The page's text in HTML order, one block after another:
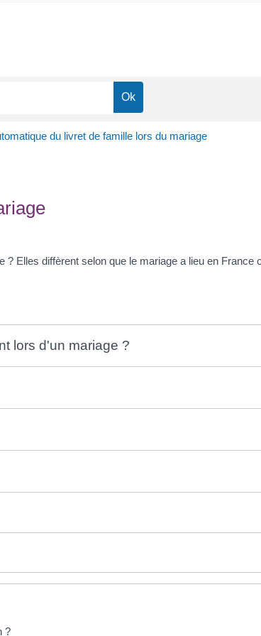
du livret de famille lors du mariage
Elles diffèrent selon que le mariage a lieu en France
lors d'un mariage ?
?